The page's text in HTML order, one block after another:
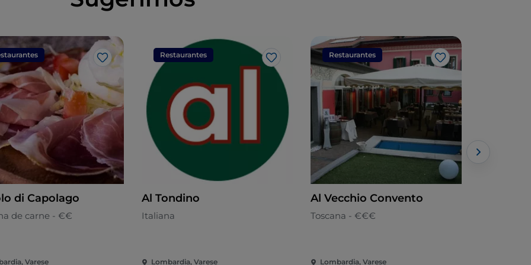
Gosto
di Capolago
de carne - €€
Varese
Restaurantes
Gosto
Al Tondino
Italiana
Lombardia, Varese
Restaurantes
Gosto
Al Vecchio Convento
Toscana - €€€
Lombardia, Varese